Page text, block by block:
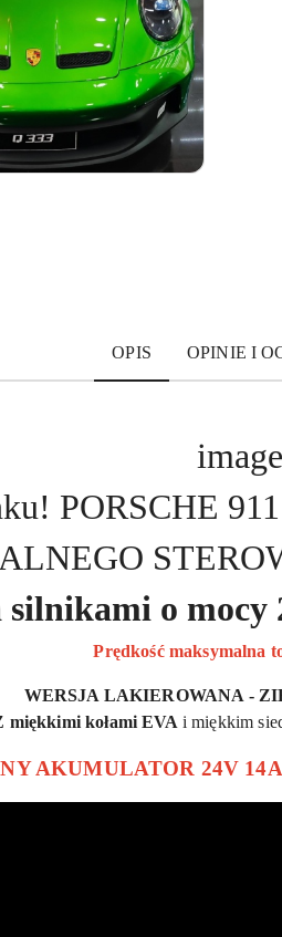
OPIS OPINIE I
PORSCHE
silnikami o
Prędkość maksymalna
WERSJA LAKIEROWANA -
miękkimi kołami EVA i miękkim
AKUMULATOR 24V